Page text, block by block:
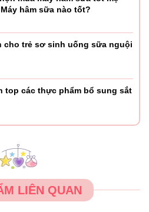
hâm sữa nào tốt?
cho trẻ sơ sinh uống sữa nguội
top các thực phẩm bổ sung sắt
LIÊN QUAN